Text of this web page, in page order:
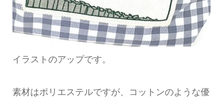
イラストのアップです。
素材はポリエステルですが、コットンのような優